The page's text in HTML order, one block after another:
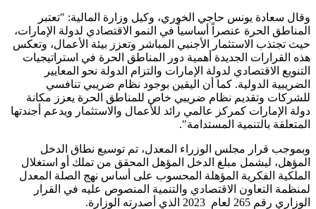
وقال سعادة يونس حاجي الخوري، وكيل وزارة المالية: "تعتبر
المناطق الحرة عنصراً أساسياً في النمو الاقتصادي لدولة الإمارات،
حيث تجتذب الاستثمار الأجنبي المباشر وتعزز بيئة الأعمال، وتعكس
هذه القرارات الجديدة أهمية دور المناطق الحرة في استراتيجيات
التنويع الاقتصادي لدولة الإمارات والتزام الدولة نحو المعايير
الضريبية الدولية. كما أن اليقين بوجود نظام ضريبي تنافسي
للشركات وتقديم نظام ضريبي خاص للمناطق الحرة يعزز مكانة
دولة الإمارات كمركز عالمي رائد للأعمال والاستثمار ويدعم أجندتها
المتعلقة بالتنمية المستدامة".
وبموجب قرار مجلس الوزراء المعدل، تم توسيع نطاق الدخل
المؤهل، ليشمل مبلغ الدخل المؤهل المحقق من تملك أو استغلال
الملكية الفكرية المؤهلة المحسوب على أساس نهج الصلة المعدل
لمنظمة التعاون الاقتصادي والتنمية المنصوص عليه في القرار
الوزاري رقم 265 لعام 2023 الذي أصدرته الوزارة.